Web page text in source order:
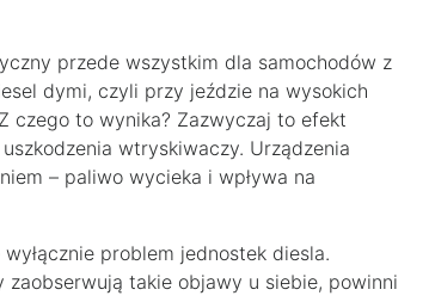
przede wszystkim dla samochodów z
dymi, czyli przy jeździe na wysokich
czego to wynika? Zazwyczaj to efekt
wtryskiwaczy. Urządzenia
– paliwo wycieka i wpływa na
problem jednostek diesla.
takie objawy u siebie, powinni